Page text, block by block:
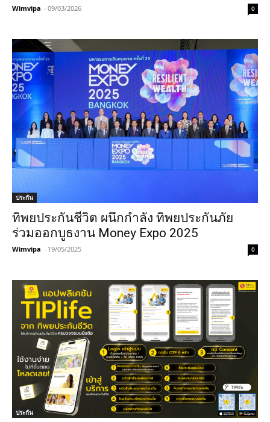
Wimvipa - 09/03/2026 0
ประกัน
ทิพยประกันชีวิต ผนึกกำลัง ทิพยประกันภัย
ร่วมออกบูธงาน Money Expo 2025
Wimvipa - 19/05/2025 0
ประกัน